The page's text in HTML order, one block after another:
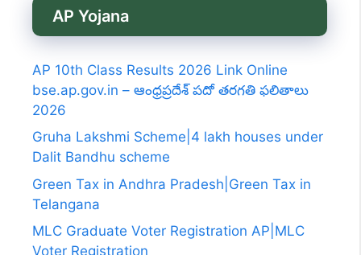
AP Yojana
AP 10th Class Results 2026 Link Online
bse.ap.gov.in – ఆంధ్రప్రదేశ్ పదో తరగతి ఫలితాలు
2026
Gruha Lakshmi Scheme|4 lakh houses under
Dalit Bandhu scheme
Green Tax in Andhra Pradesh|Green Tax in
Telangana
MLC Graduate Voter Registration AP|MLC
Voter Registration